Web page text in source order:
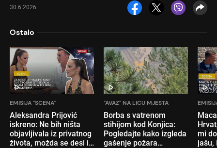
30.6.2026
Ostalo
EMISIJA "SCENA"
Aleksandra Prijović
iskreno: Ne bih ništa
objavljivala iz privatnog
života, možda se desi i
"AVAZ" NA LICU MJESTA
Borba s vatrenom
stihijom kod Konjica:
Pogledajte kako izgleda
gašenje požara
mi
jašu,